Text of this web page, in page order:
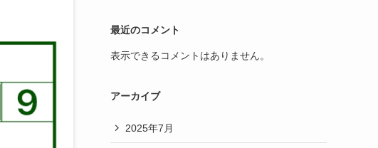
最近のコメント
表示できるコメントはありません。
アーカイブ
2025年7月